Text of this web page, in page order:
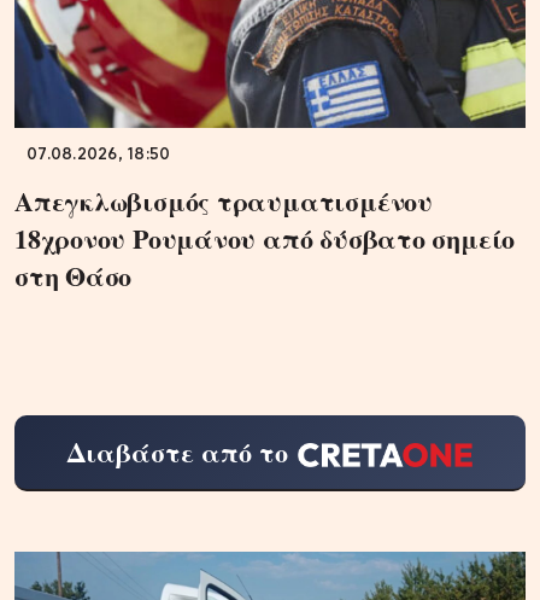
07.08.2026, 18:50
Απεγκλωβισμός τραυματισμένου
18χρονου Ρουμάνου από δύσβατο σημείο
στη Θάσο
Διαβάστε από το